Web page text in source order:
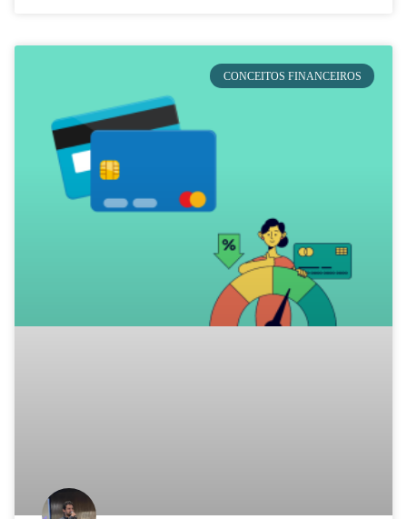
CONCEITOS FINANCEIROS